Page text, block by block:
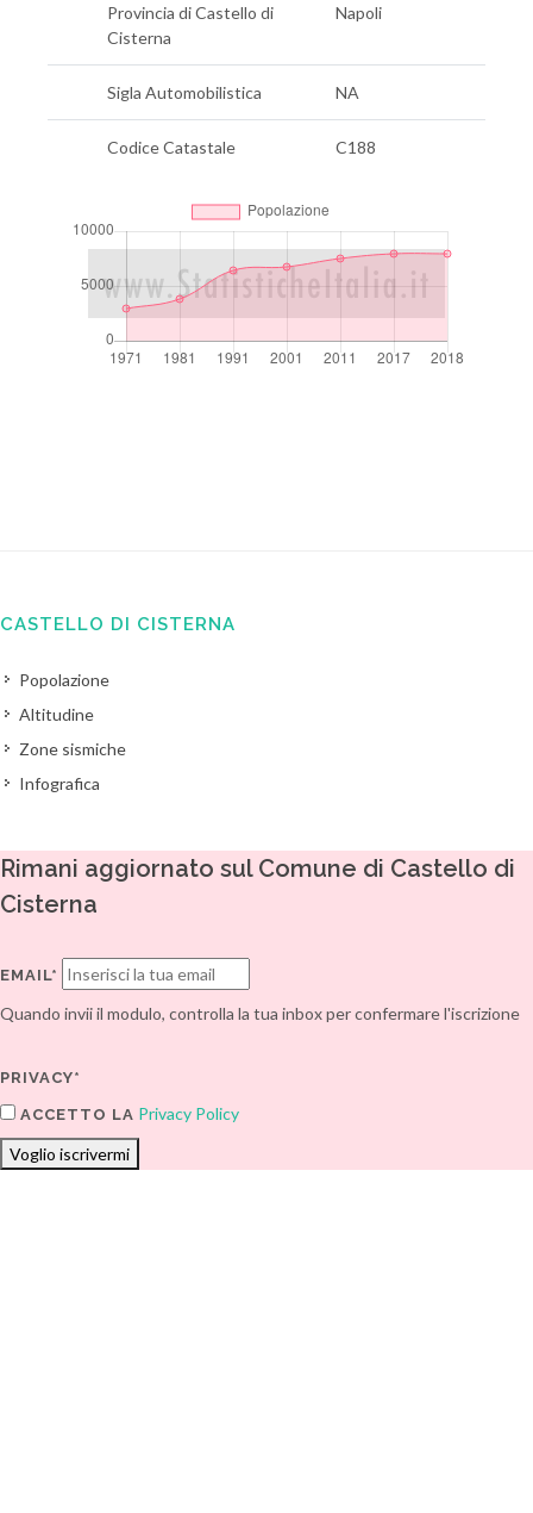
Provincia di Castello di
Cisterna
Napoli
Sigla Automobilistica NA
Codice Catastale C188
CASTELLO DI CISTERNA
Popolazione
Altitudine
Zone sismiche
Infografica
Rimani aggiornato sul Comune di Castello di
Cisterna
EMAIL*
Quando invii il modulo, controlla la tua inbox per confermare l'iscrizione
PRIVACY*
ACCETTO LA Privacy Policy
Voglio iscrivermi